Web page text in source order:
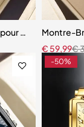
homme,Montre-
€
€ 59,99
-50%